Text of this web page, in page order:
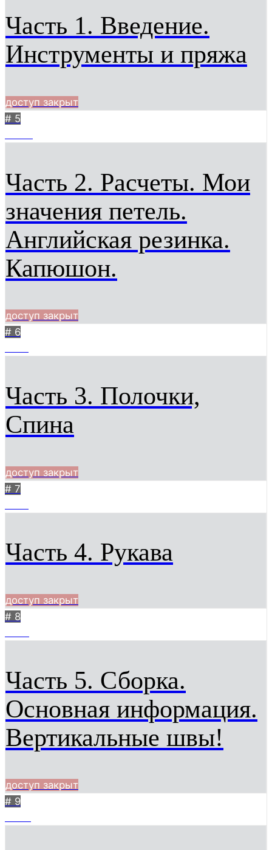
Часть 1. Введение.
Инструменты и пряжа
доступ закрыт
# 5
Часть 2. Расчеты. Мои
значения петель.
Английская резинка.
Капюшон.
доступ закрыт
# 6
Часть 3. Полочки,
Спина
доступ закрыт
# 7
Часть 4. Рукава
доступ закрыт
# 8
Часть 5. Сборка.
Основная информация.
Вертикальные швы!
доступ закрыт
# 9